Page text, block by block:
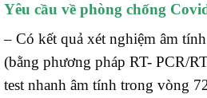
Yêu cầu về phòng chống
– Có kết quả xét nghiệm âm
(bằng phương pháp RT- PCR/
test nhanh âm tính trong vòng